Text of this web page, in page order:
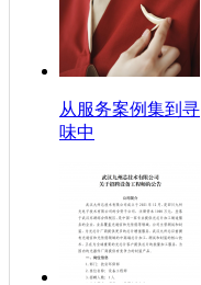
从服务案例集到寻
味中